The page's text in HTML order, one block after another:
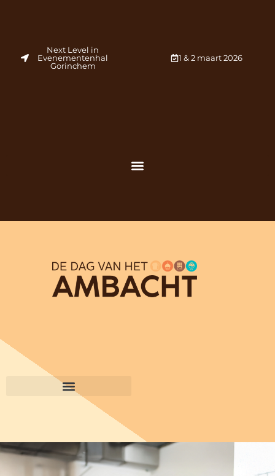
Next Level in
Evenementenhal
Gorinchem
1 & 2 maart 2026